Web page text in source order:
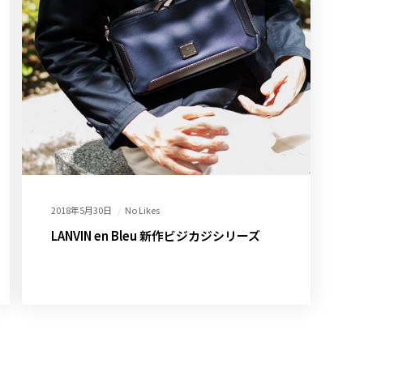
2018年5月30日 No Likes
LANVIN en Bleu 新作ビジカジシリーズ